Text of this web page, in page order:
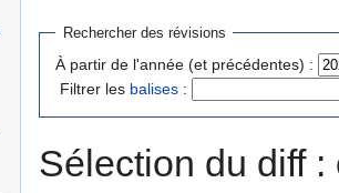
Rechercher des révisions
À partir de l'année (et précédentes) :
Filtrer les balises :
Sélection du diff